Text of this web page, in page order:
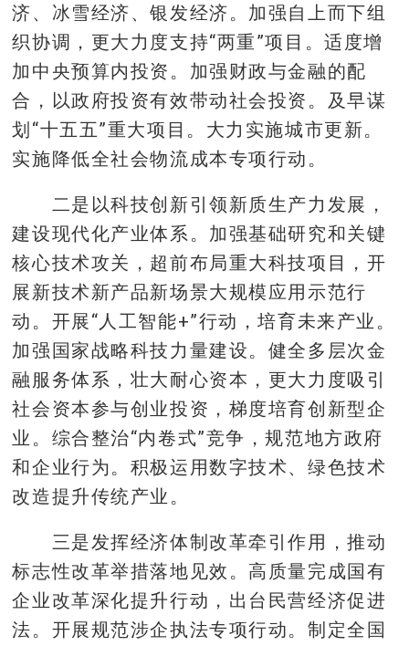
济、冰雪经济、银发经济。加强自上而下组
织协调，更大力度支持“两重”项目。适度增
加中央预算内投资。加强财政与金融的配
合，以政府投资有效带动社会投资。及早谋
划“十五五”重大项目。大力实施城市更新。
实施降低全社会物流成本专项行动。
二是以科技创新引领新质生产力发展，
建设现代化产业体系。加强基础研究和关键
核心技术攻关，超前布局重大科技项目，开
展新技术新产品新场景大规模应用示范行
动。开展“人工智能+”行动，培育未来产业。
加强国家战略科技力量建设。健全多层次金
融服务体系，壮大耐心资本，更大力度吸引
社会资本参与创业投资，梯度培育创新型企
业。综合整治“内卷式”竞争，规范地方政府
和企业行为。积极运用数字技术、绿色技术
改造提升传统产业。
三是发挥经济体制改革牵引作用，推动
标志性改革举措落地见效。高质量完成国有
企业改革深化提升行动，出台民营经济促进
法。开展规范涉企执法专项行动。制定全国